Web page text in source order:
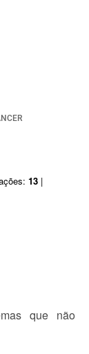
13 |
que não